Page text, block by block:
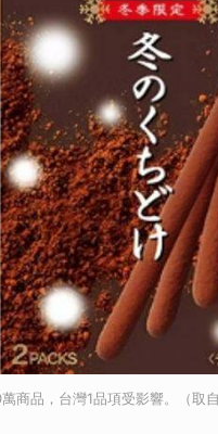
商品，台灣1品項受影響。（取